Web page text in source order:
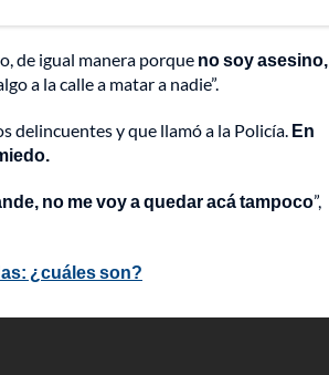
de igual manera porque no soy
a la calle a matar a nadie”.
delincuentes y que llamó a la Policía. En
no me voy a quedar acá tampoco”,
¿cuáles son?